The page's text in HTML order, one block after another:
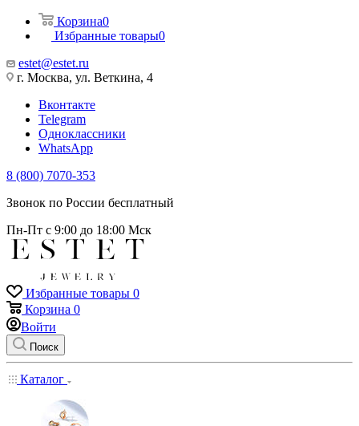
Корзина0
Избранные товары0
estet@estet.ru
г. Москва, ул. Веткина, 4
Вконтакте
Telegram
Одноклассники
WhatsApp
8 (800) 7070-353
Звонок по России бесплатный
Пн-Пт с 9:00 до 18:00 Мск
Избранные товары 0
Корзина 0
Войти
Поиск
Каталог